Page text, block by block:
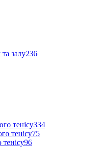
залу236
тенісу334
тенісу75
тенісу96